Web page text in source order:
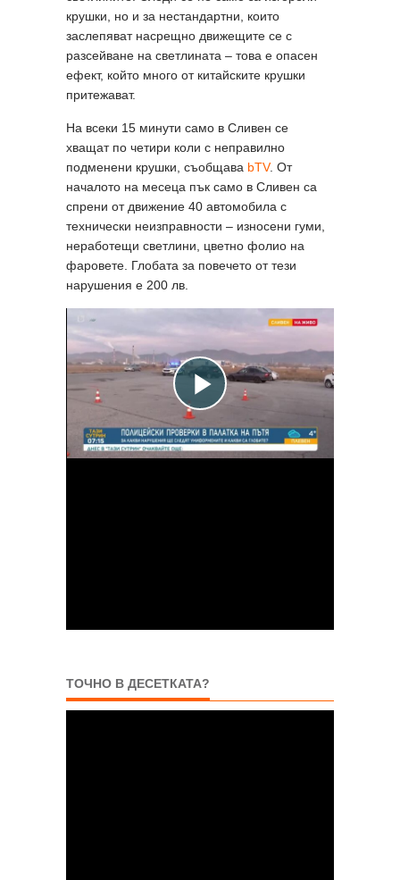
крушки, но и за нестандартни, които
заслепяват насрещно движещите се с
разсейване на светлината – това е опасен
ефект, който много от китайските крушки
притежават.
На всеки 15 минути само в Сливен се
хващат по четири коли с неправилно
подменени крушки, съобщава bTV. От
началото на месеца пък само в Сливен са
спрени от движение 40 автомобила с
технически неизправности – износени гуми,
неработещи светлини, цветно фолио на
фаровете. Глобата за повечето от тези
нарушения е 200 лв.
ТОЧНО В ДЕСЕТКАТА?